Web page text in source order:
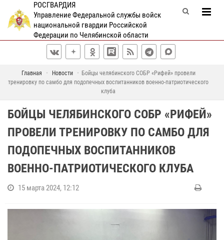
РОСГВАРДИЯ
Управление Федеральной службы войск
национальной гвардии Российской
Федерации по Челябинской области
Главная Новости
Бойцы челябинского СОБР «Рифей» провели
тренировку по самбо для подопечных воспитанников военно-патриотического
клуба
БОЙЦЫ ЧЕЛЯБИНСКОГО СОБР «РИФЕЙ»
ПРОВЕЛИ ТРЕНИРОВКУ ПО САМБО ДЛЯ
ПОДОПЕЧНЫХ ВОСПИТАННИКОВ
ВОЕННО-ПАТРИОТИЧЕСКОГО КЛУБА
15 марта 2024, 12:12